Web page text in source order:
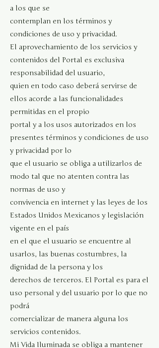
a los que se
contemplan en los términos y
condiciones de uso y privacidad.
El aprovechamiento de los servicios y
contenidos del Portal es exclusiva
responsabilidad del usuario,
quien en todo caso deberá servirse de
ellos acorde a las funcionalidades
permitidas en el propio
portal y a los usos autorizados en los
presentes términos y condiciones de uso
y privacidad por lo
que el usuario se obliga a utilizarlos de
modo tal que no atenten contra las
normas de uso y
convivencia en internet y las leyes de los
Estados Unidos Mexicanos y legislación
vigente en el país
en el que el usuario se encuentre al
usarlos, las buenas costumbres, la
dignidad de la persona y los
derechos de terceros. El Portal es para el
uso personal y del usuario por lo que no
podrá
comercializar de manera alguna los
servicios contenidos.
Mi Vida Iluminada se obliga a mantener